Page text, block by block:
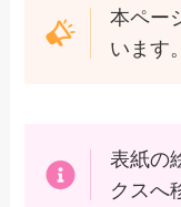
本ペー
います。
表紙の
クスへ